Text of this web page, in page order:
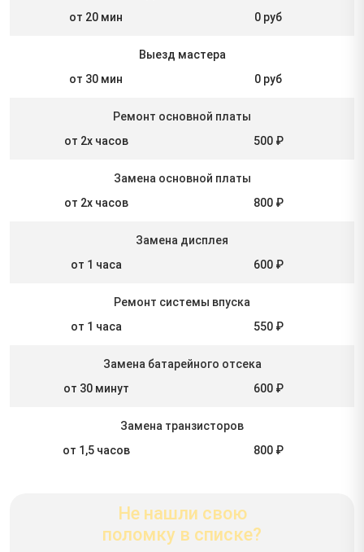
от 20 мин
0 руб
Выезд мастера
от 30 мин
0 руб
Ремонт основной платы
от 2х часов
500 ₽
Замена основной платы
от 2х часов
800 ₽
Замена дисплея
от 1 часа
600 ₽
Ремонт системы впуска
от 1 часа
550 ₽
Замена батарейного отсека
от 30 минут
600 ₽
Замена транзисторов
от 1,5 часов
800 ₽
Не нашли свою
поломку в списке?